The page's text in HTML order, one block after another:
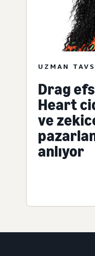
UZMAN
Drag
Heart
ve
anlıyor